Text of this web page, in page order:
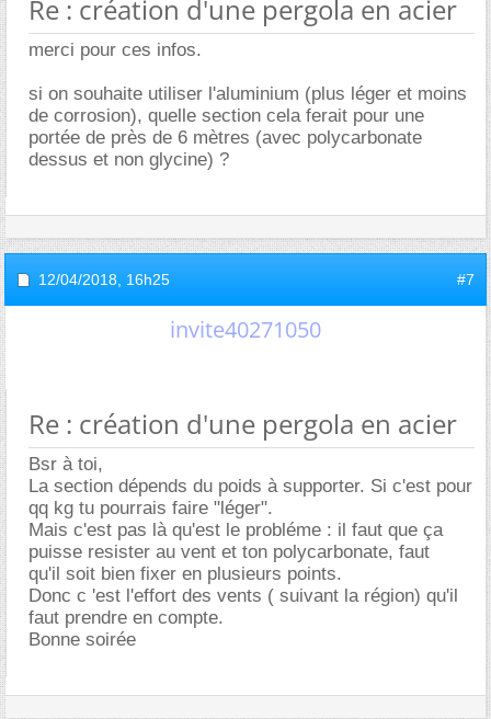
Re : création d'une pergola en acier
merci pour ces infos.
si on souhaite utiliser l'aluminium (plus léger et moins
de corrosion), quelle section cela ferait pour une
portée de près de 6 mètres (avec polycarbonate
dessus et non glycine) ?
12/04/2018, 16h25 #7
invite40271050
Re : création d'une pergola en acier
Bsr à toi,
La section dépends du poids à supporter. Si c'est pour
qq kg tu pourrais faire "léger".
Mais c'est pas là qu'est le probléme : il faut que ça
puisse resister au vent et ton polycarbonate, faut
qu'il soit bien fixer en plusieurs points.
Donc c 'est l'effort des vents ( suivant la région) qu'il
faut prendre en compte.
Bonne soirée